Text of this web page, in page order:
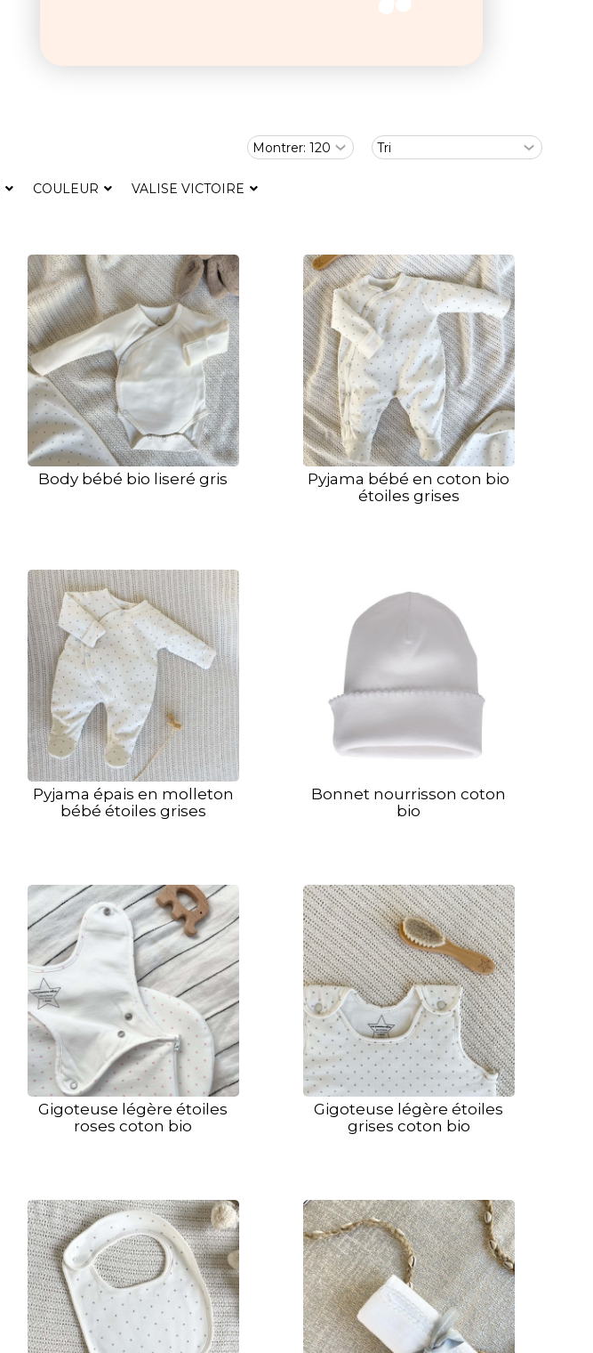
COULEUR VALISE VICTOIRE
Body bébé bio liseré gris
Pyjama bébé en coton bio
étoiles grises
Pyjama épais en molleton
bébé étoiles grises
Bonnet nourrisson coton
bio
Gigoteuse légère étoiles
roses coton bio
Gigoteuse légère étoiles
grises coton bio